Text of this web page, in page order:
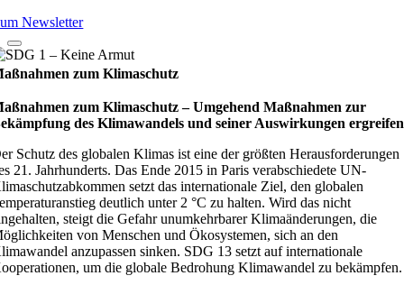
Newsletter
zum Klimaschutz
zum Klimaschutz – Umge­hend Maß­nah­men zur
des Kli­ma­wan­dels und sei­ner Aus­wir­kun­gen ergrei­fen
Schutz des globalen Klimas ist eine der größten Herausforderungen
21. Jahrhunderts. Das Ende 2015 in Paris verabschiedete UN-
setzt das internationale Ziel, den globalen
deutlich unter 2 °C zu halten. Wird das nicht
steigt die Gefahr unumkehrbarer Klimaänderungen, die
von Menschen und Ökosystemen, sich an den
anzupassen sinken. SDG 13 setzt auf internationale
um die globale Bedrohung Klimawandel zu bekämpfen.